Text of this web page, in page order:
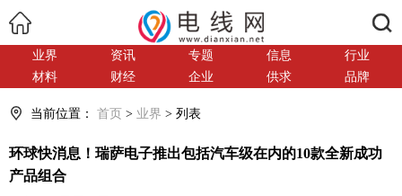
业界 资讯 专题 信息
行业
材料
财经 企业 供求 品牌
当前位置： 首页 > 业界 > 列表
环球快消息！瑞萨电子推出包括汽车级在内的10款全新成功
产品组合